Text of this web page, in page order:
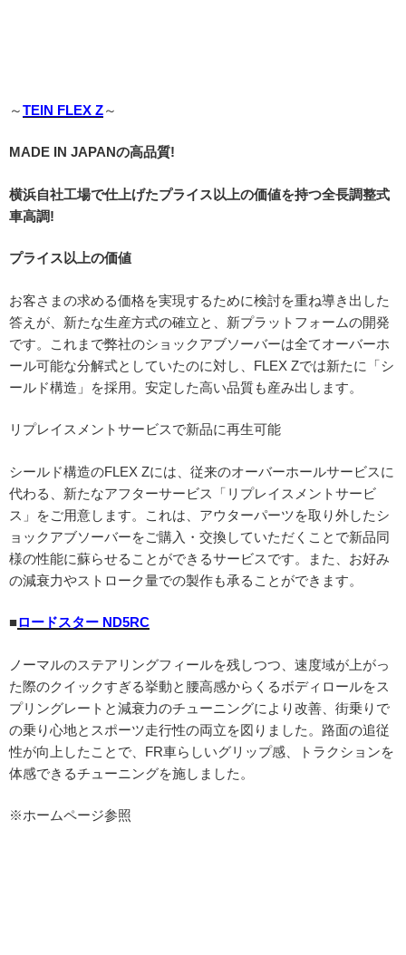
～TEIN FLEX Z～
MADE IN JAPANの高品質!
横浜自社工場で仕上げたプライス以上の価値を持つ全長調整式
車高調!
プライス以上の価値
お客さまの求める価格を実現するために検討を重ね導き出した
答えが、新たな生産方式の確立と、新プラットフォームの開発
です。これまで弊社のショックアブソーバーは全てオーバーホ
ール可能な分解式としていたのに対し、FLEX Zでは新たに「シ
ールド構造」を採用。安定した高い品質も産み出します。
リプレイスメントサービスで新品に再生可能
シールド構造のFLEX Zには、従来のオーバーホールサービスに
代わる、新たなアフターサービス「リプレイスメントサービ
ス」をご用意します。これは、アウターパーツを取り外したシ
ョックアブソーバーをご購入・交換していただくことで新品同
様の性能に蘇らせることができるサービスです。また、お好み
の減衰力やストローク量での製作も承ることができます。
■ロードスター ND5RC
ノーマルのステアリングフィールを残しつつ、速度域が上がっ
た際のクイックすぎる挙動と腰高感からくるボディロールをス
プリングレートと減衰力のチューニングにより改善、街乗りで
の乗り心地とスポーツ走行性の両立を図りました。路面の追従
性が向上したことで、FR車らしいグリップ感、トラクションを
体感できるチューニングを施しました。
※ホームページ参照